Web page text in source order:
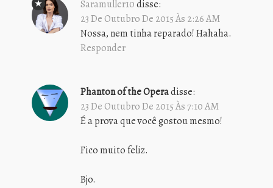
Saramuller10disse:
23 De Outubro De 2015 Às 2:26 AM
Nossa, nem tinha reparado! Hahaha.
Responder
Phanton of the Operadisse:
23 De Outubro De 2015 Às 7:10 AM
É a prova que você gostou mesmo!
Fico muito feliz.
Bjo.